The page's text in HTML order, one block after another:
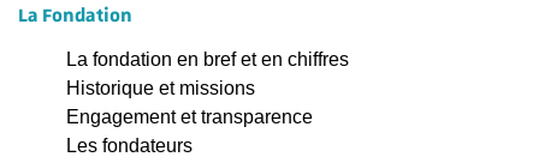
La Fondation
La fondation en bref et en chiffres
Historique et missions
Engagement et transparence
Les fondateurs